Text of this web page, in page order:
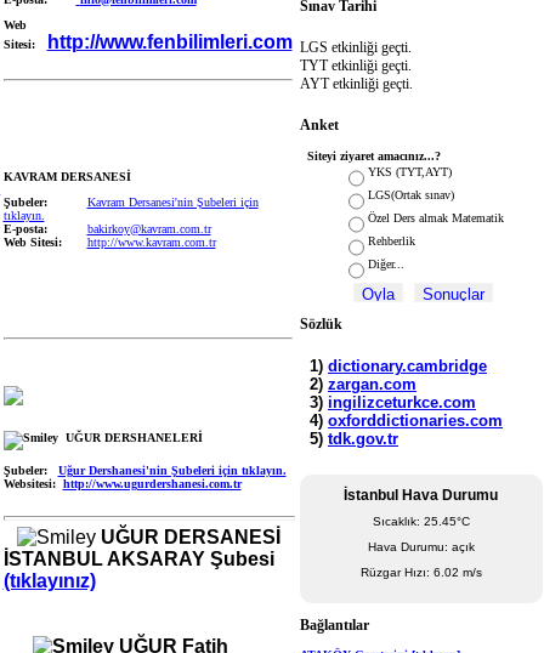
Web
Sitesi:
http://www.fenbilimleri.com
KAVRAM DERSANESİ
Şubeler:
Kavram Dersanesi'nin Şubeleri için
tıklayın.
E-posta: bakirkoy@kavram.com.tr
Web Sitesi:
http://www.kavram.com.tr
UĞUR DERSHANELERİ
Şubeler:
Uğur Dershanesi'nin Şubeleri için tıklayın.
Websitesi: http://www.ugurdershanesi.com.tr
UĞUR DERSANESİ
İSTANBUL AKSARAY Şubesi
(tıklayınız)
UĞUR Fatih
Sınav Tarihi
LGS etkinliği geçti.
TYT etkinliği geçti.
AYT etkinliği geçti.
Anket
Siteyi ziyaret amacınız...?
YKS (TYT,AYT)
LGS(Ortak sınav)
Özel Ders almak Matematik
Rehberlik
Diğer...
Sözlük
İstanbul Hava Durumu
Sıcaklık: 25.45°C
Hava Durumu: açık
Rüzgar Hızı: 6.02 m/s
Bağlantılar